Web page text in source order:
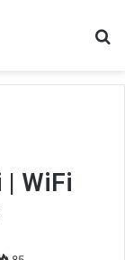
WiFi